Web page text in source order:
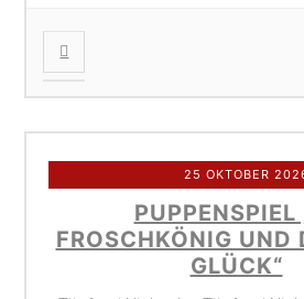
25 OKTOBER
PUPPENSPIEL
FROSCHKÖNIG UND
GLÜCK“